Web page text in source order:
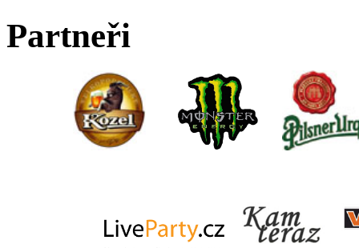
Partneři